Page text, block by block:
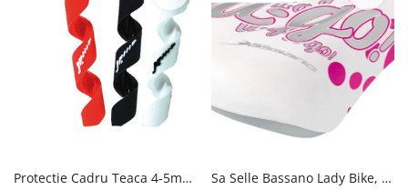
Protectie Cadru Teaca 4-5mm Negru Alligator
Sa Selle Bassano Lady Bike, 220x155mm, culoare alb roz Selle Bassano